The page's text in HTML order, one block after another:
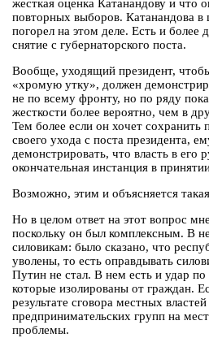
жесткая оценка Катанандову и что
повторных выборов. Катанандова в
погорел на этом деле. Есть и более
снятие с губернаторского поста.
Вообще, уходящий президент,
«хромую утку», должен
не по всему фронту, но по ряду
жесткости более вероятно, чем в
Тем более если он хочет сохранить
своего ухода с поста президента,
демонстрировать, что власть в его
окончательная инстанция в
Возможно, этим и объясняется
Но в целом ответ на этот вопрос
поскольку он был комплексным. В
силовикам: было сказано, что
уволены, то есть оправдывать
Путин не стал. В нем есть и удар
которые изолированы от граждан.
результате сговора местных
предпринимательских групп на
проблемы.